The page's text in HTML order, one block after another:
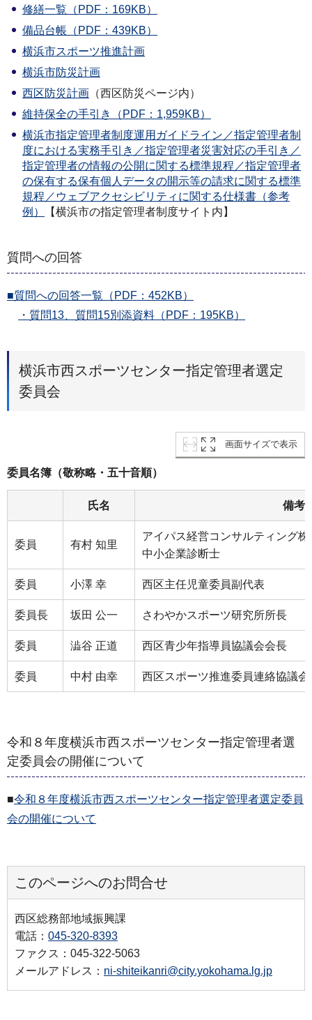
修繕一覧（PDF：169KB）
備品台帳（PDF：439KB）
横浜市スポーツ推進計画
横浜市防災計画
西区防災計画 （西区防災ページ内）
維持保全の手引き（PDF：1,959KB）
横浜市指定管理者制度運用ガイドライン／指定管理者制
度における実務手引き／指定管理者災害対応の手引き／
指定管理者の情報の公開に関する標準規程／指定管理者
の保有する保有個人データの開示等の請求に関する標準
規程／ウェブアクセシビリティに関する仕様書（参考
例）
【横浜市の指定管理者制度サイト内】
質問への回答
■質問への回答一覧（PDF：452KB）
・質問13、質問15別添資料（PDF：195KB）
横浜市西スポーツセンター指定管理者選定
委員会
画面サイズで表示
委員名簿（敬称略・五十音順）
氏名 備考
委員 有村 知里
アイパス経営コンサルティング
中小企業診断士
委員 小澤 幸 西区主任児童委員副代表
委員長 坂田 公一 さわやかスポーツ研究所所長
委員 澁谷 正道 西区青少年指導員協議会会長
委員 中村 由幸 西区スポーツ推進委員連絡協議会
令和８年度横浜市西スポーツセンター指定管理者選
定委員会の開催について
■令和８年度横浜市西スポーツセンター指定管理者選定委員
会の開催について
このページへのお問合せ
西区総務部地域振興課
電話： 045-320-8393
ファクス：045-322-5063
メールアドレス： ni-shiteikanri@city.yokohama.lg.jp